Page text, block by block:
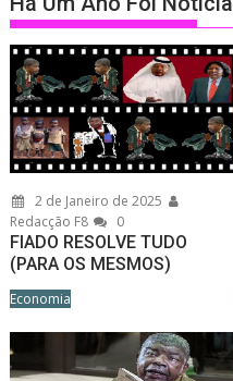
2 de Janeiro de 2025
Redacção F8
0
FIADO RESOLVE TUDO
(PARA OS MESMOS)
Economia